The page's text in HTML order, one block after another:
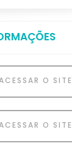
O SITE
O SITE